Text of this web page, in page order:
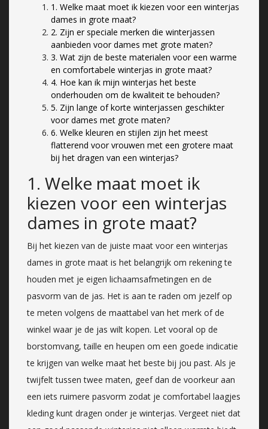
1. Welke maat moet ik kiezen voor een winterjas
dames in grote maat?
2. Zijn er speciale merken die winterjassen
aanbieden voor dames met grote maten?
3. Wat zijn de beste materialen voor een warme
en comfortabele winterjas in grote maat?
4. Hoe kan ik mijn winterjas het beste
onderhouden om de kwaliteit te behouden?
5. Zijn lange of korte winterjassen geschikter
voor dames met grote maten?
6. Welke kleuren en stijlen zijn het meest
flatterend voor vrouwen met een grotere maat
bij het dragen van een winterjas?
1. Welke maat moet ik
kiezen voor een winterjas
dames in grote maat?
Bij het kiezen van de juiste maat voor een winterjas
dames in grote maat is het belangrijk om rekening te
houden met je eigen lichaamsafmetingen en de
pasvorm van de jas. Het is aan te raden om jezelf op
te meten volgens de maattabel van het merk of de
winkel waar je de jas wilt kopen. Let vooral op de
borstomvang, taille en heupen om een goede indicatie
te krijgen van welke maat het beste bij jou past. Als je
twijfelt tussen twee maten, geef dan de voorkeur aan
een iets ruimere pasvorm zodat je comfortabel laagjes
kleding kunt dragen onder je winterjas. Vergeet niet dat